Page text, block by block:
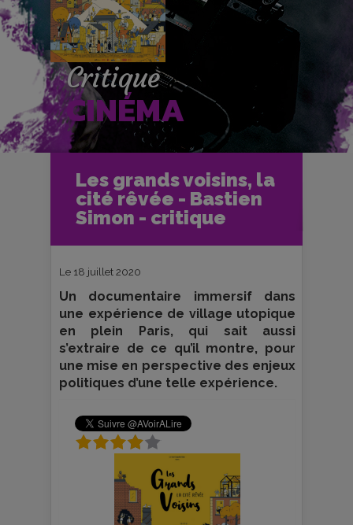
Critique
CINÉMA
Les grands voisins, la
cité rêvée - Bastien
Simon - critique
Cinéma
Critiques et fiches films
Les grands voisins, la cité rêvée -
Bastien Simon - critique
Le 18 juillet 2020
Un documentaire immersif dans
une expérience de village utopique
en plein Paris, qui sait aussi
s’extraire de ce qu’il montre, pour
une mise en perspective des enjeux
politiques d’une telle expérience.